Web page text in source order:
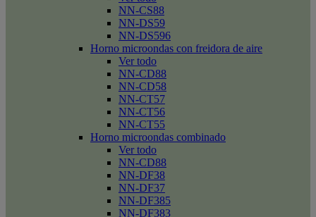
NN-CS88
NN-DS59
NN-DS596
Horno microondas con freidora de aire
Ver todo
NN-CD88
NN-CD58
NN-CT57
NN-CT56
NN-CT55
Horno microondas combinado
Ver todo
NN-CD88
NN-DF38
NN-DF37
NN-DF385
NN-DF383